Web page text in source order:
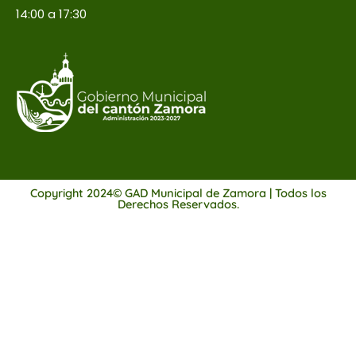
14:00 a 17:30
Copyright 2024© GAD Municipal de Zamora | Todos los
Derechos Reservados.